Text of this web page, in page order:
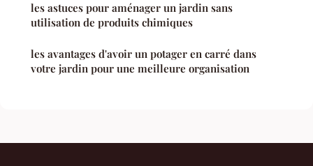
les astuces pour aménager un jardin sans
utilisation de produits chimiques
les avantages d'avoir un potager en carré dans
votre jardin pour une meilleure organisation